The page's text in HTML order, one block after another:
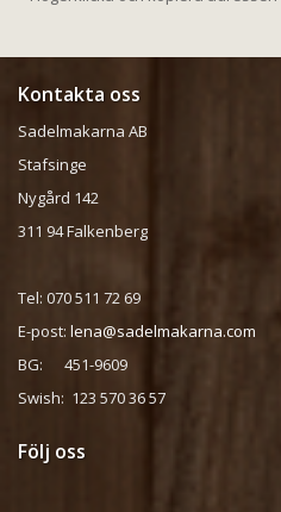
Kontakta oss
Sadelmakarna AB
Stafsinge
Nygård 142
311 94 Falkenberg
Tel: 070 511 72 69
E-post: lena@sadelmakarna.com
BG: 451-9609
Swish: 123 570 36 57
Följ oss